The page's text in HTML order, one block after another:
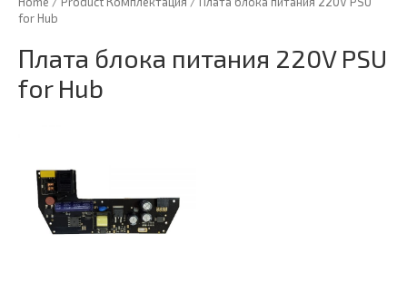
for Hub
Плата блока питания 220V PSU
for Hub